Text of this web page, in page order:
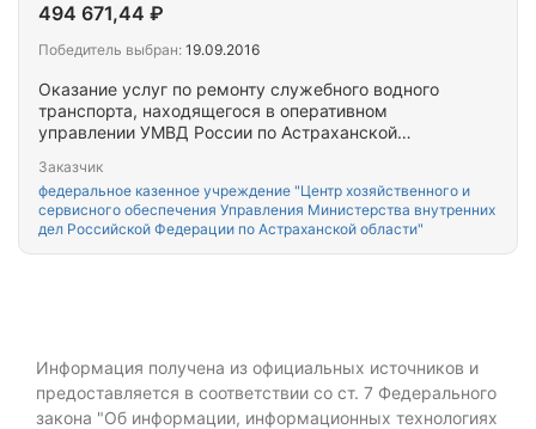
Оказание услуг по ремонту служебного водного
транспорта, находящегося в оперативном
управлении УМВД России по Астраханской
Заказчик
федеральное казенное учреждение "Центр хозяйственного и
сервисного обеспечения Управления Министерства внутренних
дел Российской Федерации по Астраханской области"
494 671,44 ₽
Победитель выбран: 19.09.2016
Информация получена из официальных источников и
предоставляется в соответствии со ст. 7 Федерального
закона "Об информации, информационных технологиях